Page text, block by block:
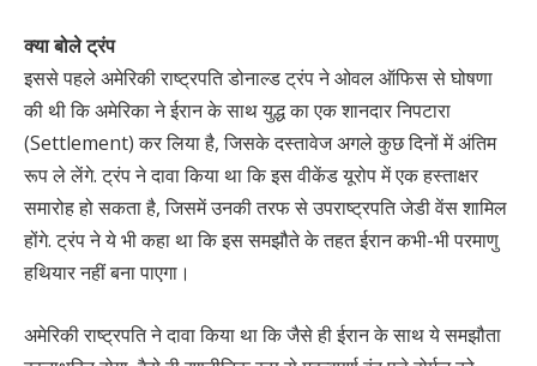
क्या बोले ट्रंप
इससे पहले अमेरिकी राष्ट्रपति डोनाल्ड ट्रंप ने ओवल ऑफिस से घोषणा
की थी कि अमेरिका ने ईरान के साथ युद्ध का एक शानदार निपटारा
(Settlement) कर लिया है, जिसके दस्तावेज अगले कुछ दिनों में अंतिम
रूप ले लेंगे. ट्रंप ने दावा किया था कि इस वीकेंड यूरोप में एक हस्ताक्षर
समारोह हो सकता है, जिसमें उनकी तरफ से उपराष्ट्रपति जेडी वेंस शामिल
होंगे. ट्रंप ने ये भी कहा था कि इस समझौते के तहत ईरान कभी-भी परमाणु
हथियार नहीं बना पाएगा।
अमेरिकी राष्ट्रपति ने दावा किया था कि जैसे ही ईरान के साथ ये समझौता